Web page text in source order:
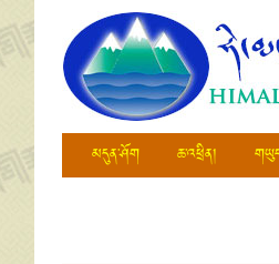
མདུན་ཤོག ཆ་འཕྲིན།